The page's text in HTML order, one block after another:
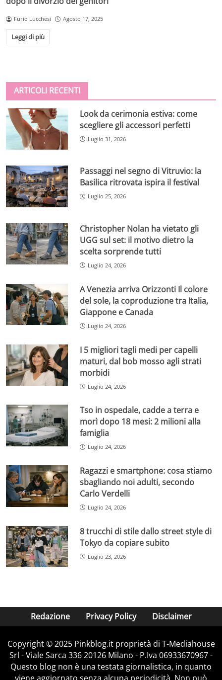
Furio Lucchesi Agosto 17, 2025
Leggi di più
ARTICOLI RECENTI
Look da cerimonia estiva: come
scegliere gli accessori perfetti
Luglio 31, 2026
Passaggi nel segno di Vitruvio: la
Basilica ritrovata ispira il festival
Luglio 25, 2026
Christopher Nolan ha vietato gli
UGG sul set: il motivo dietro la
scelta sorprende tutti
Luglio 24, 2026
A Venezia arriva Orizzonti Il colore
del sole, la coproduzione tra Italia,
Giappone e Canada
Luglio 24, 2026
I 5 migliori tagli medi per capelli
maturi, dal bob mosso agli strati
morbidi
Luglio 24, 2026
Tso in ospedale, cadde a terra e
morì dopo 18 mesi: 2 milioni alla
famiglia
Luglio 24, 2026
Ragazzi e smartphone: cosa stiamo
sbagliando noi adulti, secondo
Carlo Verdelli
Luglio 24, 2026
8 trucchi di stile dallo street style di
Tokyo da copiare subito
Luglio 23, 2026
Redazione Privacy Policy Disclaimer
Copyright © 2025 Pinkblog.it proprietà di T-Mediahouse
Srl - Viale Sarca 336 20126 Milano - P.Iva 06933670967 -
Questo blog non è una testata giornalistica, in quanto